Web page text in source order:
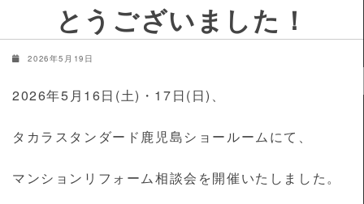
とうございました！
2026年5月19日
2026年5月16日(土)・17日(日)、
タカラスタンダード鹿児島ショールームにて、
マンションリフォーム相談会を開催いたしました。